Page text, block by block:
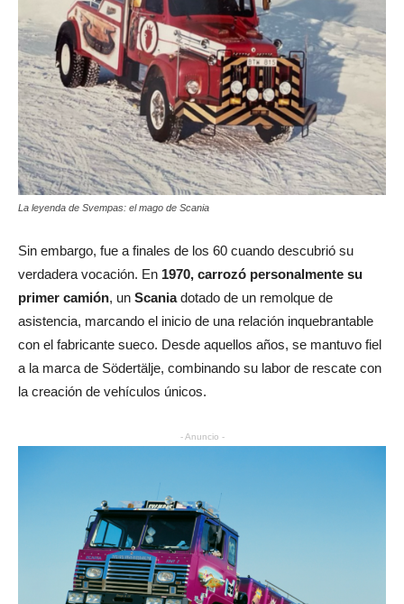
La leyenda de Svempas: el mago de Scania
Sin embargo, fue a finales de los 60 cuando descubrió su
verdadera vocación. En 1970, carrozó personalmente su
primer camión, un Scaniadotado de un remolque de
asistencia, marcando el inicio de una relación inquebrantable
con el fabricante sueco. Desde aquellos años, se mantuvo fiel
a la marca de Södertälje, combinando su labor de rescate con
la creación de vehículos únicos.
- Anuncio -